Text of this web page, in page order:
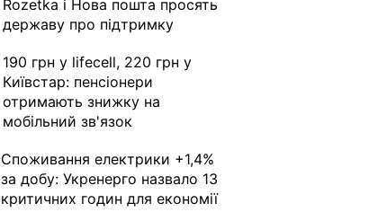
Rozetka і Нова пошта просять
державу про підтримку
190 грн у lifecell, 220 грн у
Київстар: пенсіонери
отримають знижку на
мобільний зв'язок
Споживання електрики +1,4%
за добу: Укренерго назвало 13
критичних годин для економії